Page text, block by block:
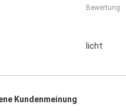
Bewertung
licht
Kundenmeinung